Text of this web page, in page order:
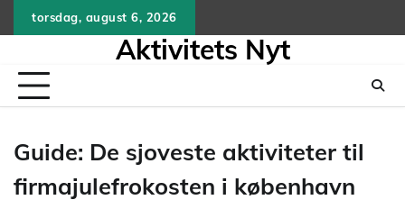
to
torsdag, august 6, 2026
Aktivitets Nyt
Guide: De sjoveste aktiviteter til
firmajulefrokosten i københavn